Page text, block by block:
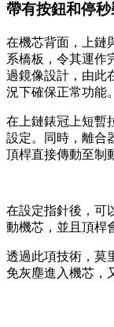
帶有按鈕和停
在機芯背面，上鏈
系橋板，令其運作
過鏡像設計，由此
況下確保正常功能。
在上鏈錶冠上短暫
設定。同時，離合
頂桿直接傳動至制
在設定指針後，可
動機芯，並且頂桿
透過此項技術，莫
免灰塵進入機芯，